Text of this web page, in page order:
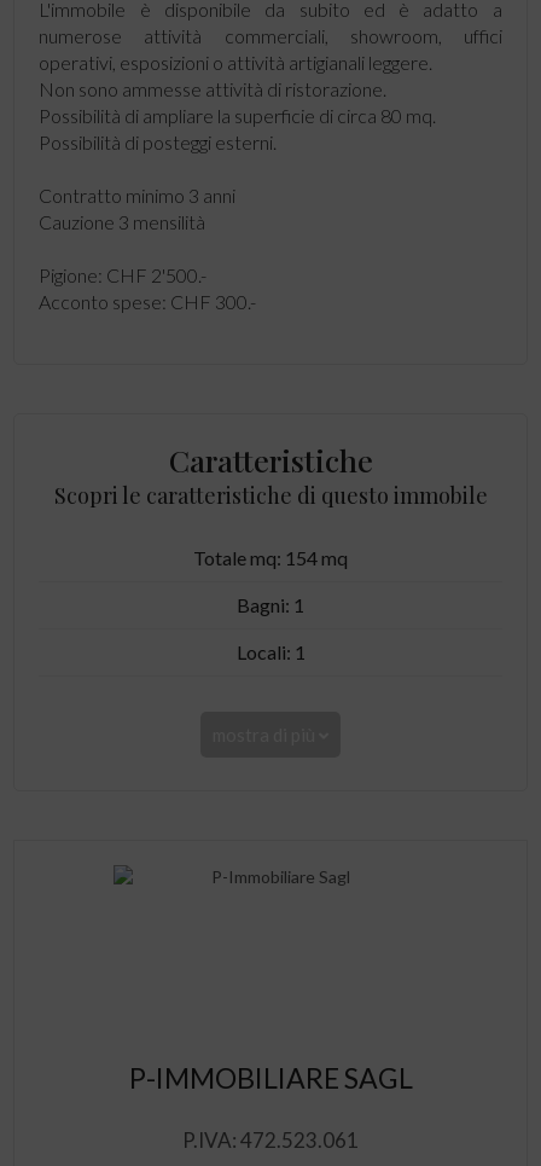
L'immobile è disponibile da subito ed è adatto a
numerose attività commerciali, showroom, uffici
operativi, esposizioni o attività artigianali leggere.
Non sono ammesse attività di ristorazione.
Possibilità di ampliare la superficie di circa 80 mq.
Possibilità di posteggi esterni.
Contratto minimo 3 anni
Cauzione 3 mensilità
Pigione: CHF 2'500.-
Acconto spese: CHF 300.-
Caratteristiche
Scopri le caratteristiche di questo immobile
Totale mq: 154 mq
Bagni: 1
Locali: 1
P-IMMOBILIARE SAGL
P.IVA: 472.523.061